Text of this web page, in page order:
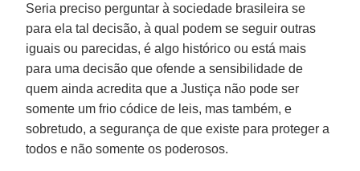
Seria preciso perguntar à sociedade brasileira se
para ela tal decisão, à qual podem se seguir outras
iguais ou parecidas, é algo histórico ou está mais
para uma decisão que ofende a sensibilidade de
quem ainda acredita que a Justiça não pode ser
somente um frio códice de leis, mas também, e
sobretudo, a segurança de que existe para proteger a
todos e não somente os poderosos.